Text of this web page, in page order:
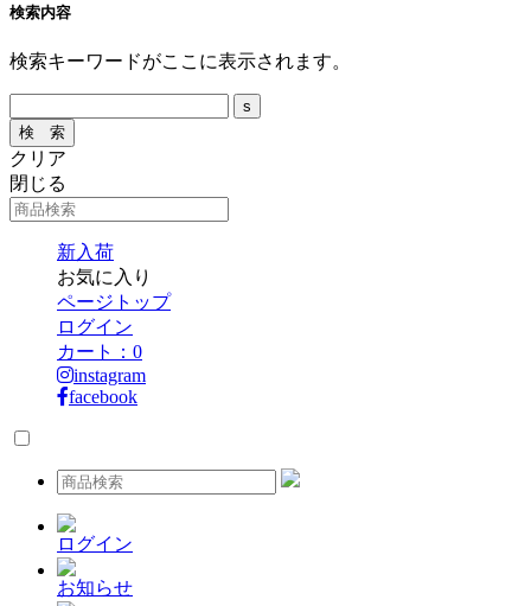
検索内容
検索キーワードがここに表示されます。
クリア
閉じる
新入荷
お気に入り
ページトップ
ログイン
カート： 0
instagram
facebook
ログイン
お知らせ